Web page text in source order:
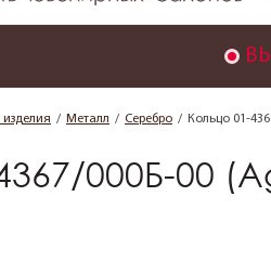
Металл Серебро Кольцо 01-
000Б-00